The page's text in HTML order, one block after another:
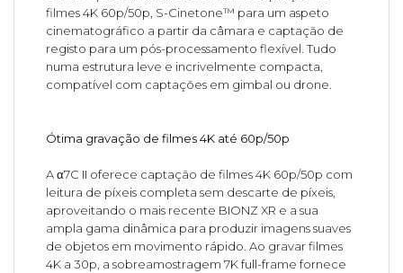
filmes 4K 60p/50p, S-Cinetone™ para um aspeto
cinematográfico a partir da câmara e captação de
registo para um pós-processamento flexível. Tudo
numa estrutura leve e incrivelmente compacta,
compatível com captações em gimbal ou drone.
Ótima gravação de filmes 4K até 60p/50p
A α7C II oferece captação de filmes 4K 60p/50p com
leitura de píxeis completa sem descarte de píxeis,
aproveitando o mais recente BIONZ XR e a sua
ampla gama dinâmica para produzir imagens suaves
de objetos em movimento rápido. Ao gravar filmes
4K a 30p, a sobreamostragem 7K full-frame fornece